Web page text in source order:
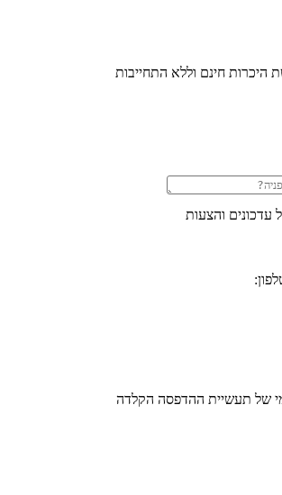
היכרות חינם וללא התחייבות
והצעות
של תעשיית ההדפסה הקלדה